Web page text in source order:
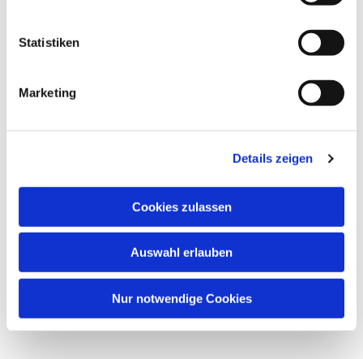
Statistiken
Marketing
Details zeigen
Cookies zulassen
Auswahl erlauben
Nur notwendige Cookies